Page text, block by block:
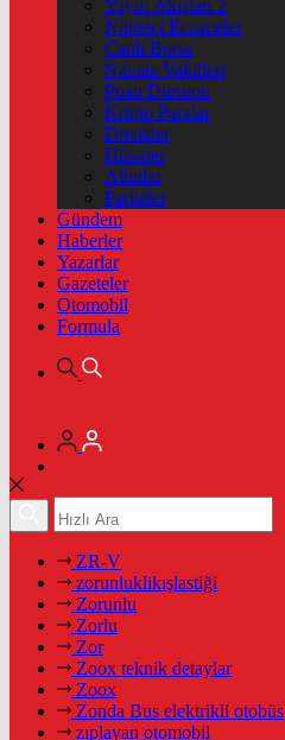
Yayın Akışları 2
Nöbetçi Eczaneler
Canlı Borsa
Namaz Vakitleri
Puan Durumu
Kripto Paralar
Dövizler
Hisseler
Altınlar
Pariteler
Gündem
Haberler
Yazarlar
Gazeteler
Otomobil
Formula
ZR-V
zorunluklikışlastiği
Zorunlu
Zorlu
Zor
Zoox teknik detaylar
Zoox
Zonda Bus elektrikli otobüs
zıplayan otomobil